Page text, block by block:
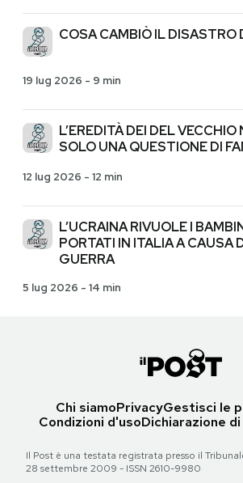
COSA CAMBIÒ IL DISASTRO
19 lug 2026 - 9 min
L’EREDITÀ DEI DEL VECCHIO
SOLO UNA QUESTIONE DI
12 lug 2026 - 12 min
L’UCRAINA RIVUOLE I
PORTATI IN ITALIA A CAUSA
GUERRA
5 lug 2026 - 14 min
Chi siamoPrivacyGestisci le
Condizioni d'usoDichiarazione
Il Post è una testata registrata presso il
28 settembre 2009 - ISSN 2610-9980